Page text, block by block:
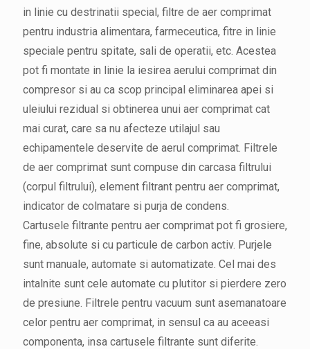
in linie cu destrinatii special, filtre de aer comprimat
pentru industria alimentara, farmeceutica, fitre in linie
speciale pentru spitate, sali de operatii, etc. Acestea
pot fi montate in linie la iesirea aerului comprimat din
compresor si au ca scop principal eliminarea apei si
uleiului rezidual si obtinerea unui aer comprimat cat
mai curat, care sa nu afecteze utilajul sau
echipamentele deservite de aerul comprimat. Filtrele
de aer comprimat sunt compuse din carcasa filtrului
(corpul filtrului), element filtrant pentru aer comprimat,
indicator de colmatare si purja de condens.
Cartusele filtrante pentru aer comprimat pot fi grosiere,
fine, absolute si cu particule de carbon activ. Purjele
sunt manuale, automate si automatizate. Cel mai des
intalnite sunt cele automate cu plutitor si pierdere zero
de presiune. Filtrele pentru vacuum sunt asemanatoare
celor pentru aer comprimat, in sensul ca au aceeasi
componenta, insa cartusele filtrante sunt diferite.